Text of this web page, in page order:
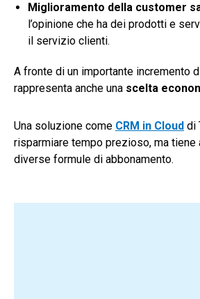
Miglioramento della customer
l’opinione che ha dei prodotti e
il servizio clienti.
A fronte di un importante incremento
rappresenta anche una scelta
Una soluzione come CRM in Cloud di
risparmiare tempo prezioso, ma
diverse formule di abbonamento.